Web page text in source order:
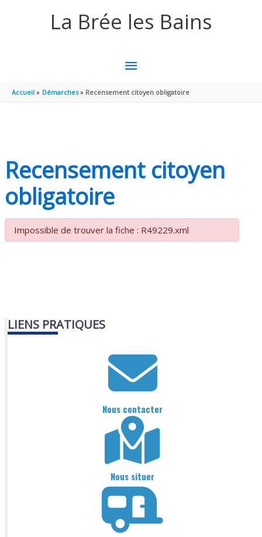
La Brée les Bains
MENU
PRINCIPAL
Accueil Démarches Recensement citoyen obligatoire
Recensement citoyen
obligatoire
Impossible de trouver la fiche : R49229.xml
LIENS PRATIQUES
Nous contacter
Nous situer